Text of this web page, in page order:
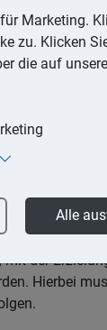
können
der
Hierbei
Marketing.
zu. Klicken
die auf
Alle